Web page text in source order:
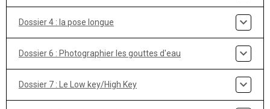
Dossier 4 : la pose longue
Dossier 6 : Photographier les gouttes d'eau
Dossier 7 : Le Low key/High Key